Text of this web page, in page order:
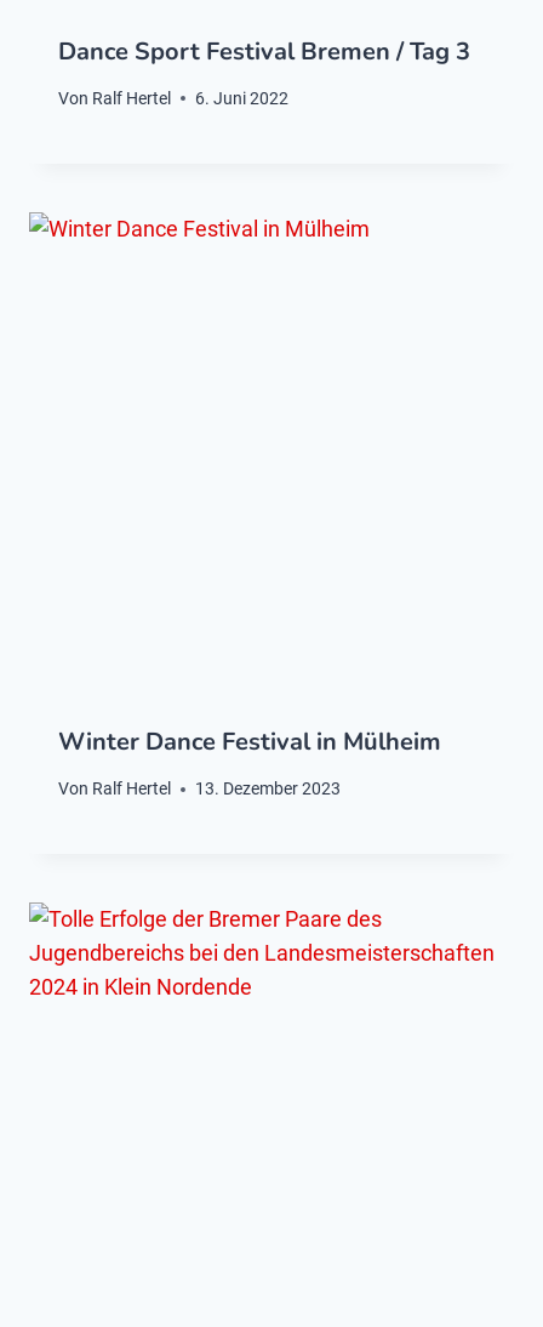
Dance Sport Festival Bremen / Tag 3
Von Ralf Hertel 6. Juni 2022
Winter Dance Festival in Mülheim
Von Ralf Hertel 13. Dezember 2023